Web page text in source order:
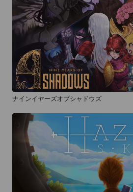
ナインイヤーズオブシャドウズ